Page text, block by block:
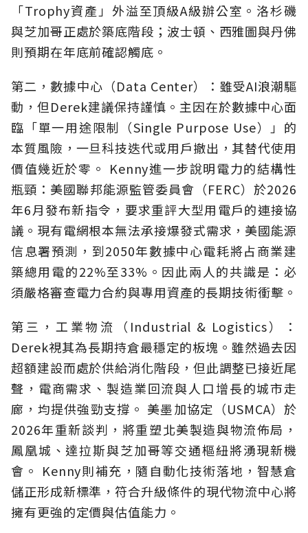
「Trophy資產」外溢至頂級A級辦公室。洛杉磯
與芝加哥正處於築底階段；波士頓、西雅圖與丹佛
則預期在年底前確認觸底。
第二，數據中心（Data Center）：雖受AI浪潮驅
動，但Derek建議保持謹慎。主因在於數據中心面
臨「單一用途限制（Single Purpose Use）」的
本質風險，一旦科技迭代或用戶撤出，其替代使用
價值幾近於零。 Kenny進一步說明電力的結構性
瓶頸：美國聯邦能源監管委員會（FERC）於2026
年6月發布新指令，要求重評大型用電戶的連接協
議。現有電網根本無法承接爆發式需求，美國能源
信息署預測，到2050年數據中心電耗將占商業建
築總用電的22%至33%。因此兩人的共識是：必
須嚴格審查電力合約與專用資產的長期技術衝擊。
第三，工業物流（Industrial & Logistics）：
Derek視其為長期持倉最穩定的板塊。雖然過去因
超額建設而處於供給消化階段，但此調整已接近尾
聲，電商需求、製造業回流與人口增長的城市走
廊，均提供強勁支撐。 美墨加協定（USMCA）於
2026年重新談判，將重塑北美製造與物流佈局，
鳳凰城、達拉斯與芝加哥等交通樞紐將湧現新機
會。 Kenny則補充，隨自動化技術落地，智慧倉
儲正形成新標準，符合升級條件的現代物流中心將
擁有更強的定價與估值能力。